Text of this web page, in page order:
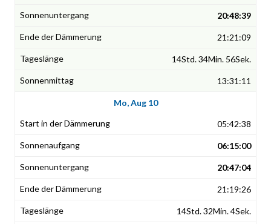
20:48:39
21:21:09
14Std. 34Min. 56Sek.
13:31:11
Mo, Aug 10
05:42:38
06:15:00
20:47:04
21:19:26
14Std. 32Min. 4Sek.